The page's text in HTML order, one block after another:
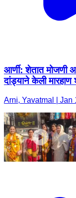
आर्णी: शेतात मोजणी
दांड्याने केली
Arni, Yavatmal | Jan